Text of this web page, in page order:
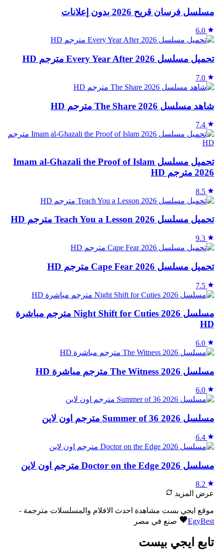
مسلسل فرسان قريح 2026 بدون إعلانات
6.0
تحميل مسلسل Every Year After 2026 مترجم HD
7.0
شاهد مسلسل The Share 2026 مترجم HD
7.4
تحميل مسلسل Imam al‑Ghazali the Proof of Islam
2026 مترجم HD
8.5
تحميل مسلسل Teach You a Lesson 2026 مترجم HD
9.3
تحميل مسلسل Cape Fear 2026 مترجم HD
7.5
مسلسل Night Shift for Cuties 2026 مترجم مباشرة
HD
6.0
مسلسل The Witness 2026 مترجم مباشرة HD
6.0
مسلسل Summer of 36 2026 مترجم اون لاين
6.4
مسلسل Doctor on the Edge 2026 مترجم اون لاين
8.2
عرض المزيد
موقع ايجي بست مشاهدة احدث الافلام والمسلسلات مترجمة -
EgyBest
صنع في مصر
تابع ايجي بيست